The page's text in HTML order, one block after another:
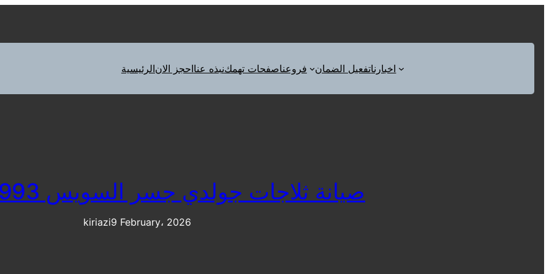
الرئيسيةاحجز الاننبذه عناصفحات تهمكفروعنا تفعيل الضماناخبارنا
صيانة ثلاجات جولدي جسر السويس 0122317993
kiriazi9 February، 2026